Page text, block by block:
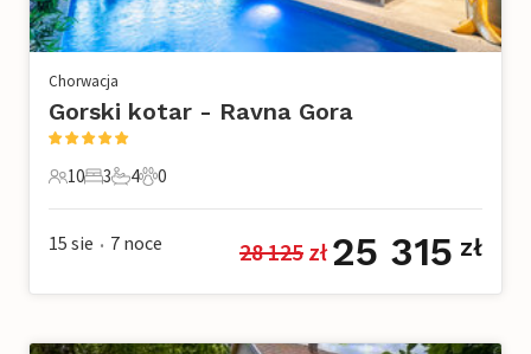
Chorwacja
Gorski kotar - Ravna Gora
10 Goście
10
3 Sypialnie
3
4 Łazienki
4
0 Zwierzęta domowe
0
15 sie • 7 noce 28 125 zł 25 315 zł